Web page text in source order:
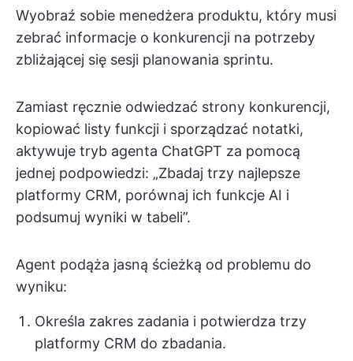
Wyobraź sobie menedżera produktu, który musi
zebrać informacje o konkurencji na potrzeby
zbliżającej się sesji planowania sprintu.
Zamiast ręcznie odwiedzać strony konkurencji,
kopiować listy funkcji i sporządzać notatki,
aktywuje tryb agenta ChatGPT za pomocą
jednej podpowiedzi: „Zbadaj trzy najlepsze
platformy CRM, porównaj ich funkcje AI i
podsumuj wyniki w tabeli”.
Agent podąża jasną ścieżką od problemu do
wyniku:
Określa zakres zadania i potwierdza trzy
platformy CRM do zbadania.